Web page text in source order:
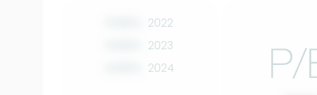
2022
2023
2024